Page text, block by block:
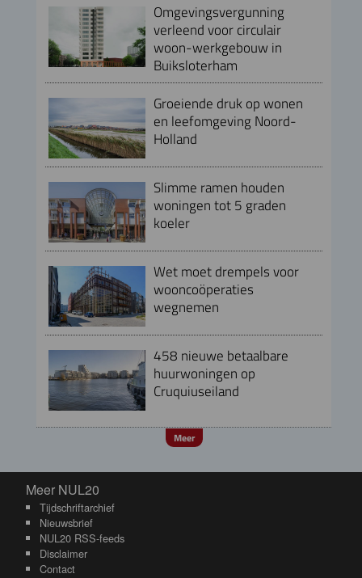
Omgevingsvergunning
verleend voor circulair
woon-werkgebouw in
Buiksloterham
Groeiende druk op wonen
en leefomgeving Noord-
Holland
Slimme ramen houden
woningen tot 5 graden
koeler
Wet moet drempels voor
wooncoöperaties
wegnemen
458 nieuwe betaalbare
huurwoningen op
Cruquiuseiland
Meer
Meer NUL20
Meer NUL20
Tijdschriftarchief
Nieuwsbrief
NUL20 RSS-feeds
Disclaimer
Contact